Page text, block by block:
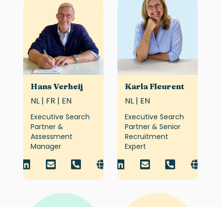
Hans Verheij
NL | FR | EN
Executive Search
Partner &
Assessment
Manager
Karla Fleurent
NL | EN
Executive Search
Partner & Senior
Recruitment
Expert